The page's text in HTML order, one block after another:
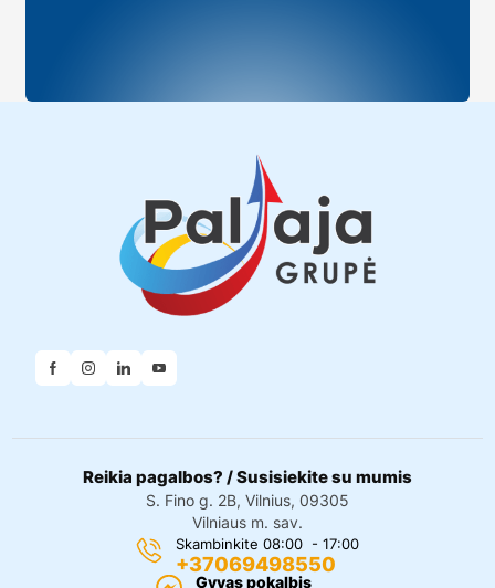
Reikia pagalbos? / Susisiekite su mumis
S. Fino g. 2B, Vilnius, 09305
Vilniaus m. sav.
Skambinkite 08:00 - 17:00
+37069498550
Gyvas pokalbis